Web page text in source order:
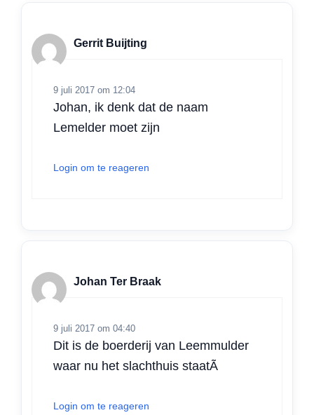
Gerrit Buijting
9 juli 2017 om 12:04
Johan, ik denk dat de naam
Lemelder moet zijn
Login om te reageren
Johan Ter Braak
9 juli 2017 om 04:40
Dit is de boerderij van Leemmulder
waar nu het slachthuis staatÃ­
Login om te reageren